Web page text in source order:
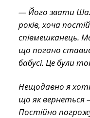
— Його звати
років, хоча
співмешканець.
що погано
бабусі. Це були
Нещодавно я
що як вернеться
Постійно